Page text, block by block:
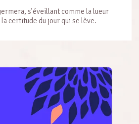
s’éveillant comme la lueur
certitude du jour qui se lève.